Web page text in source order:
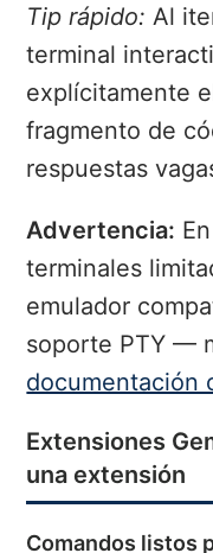
Tip rápido: Al
terminal
explícitamente
fragmento de
respuestas
Advertencia:
terminales
emulador
soporte PTY —
documentación
Extensiones
una extensión
Comandos listos